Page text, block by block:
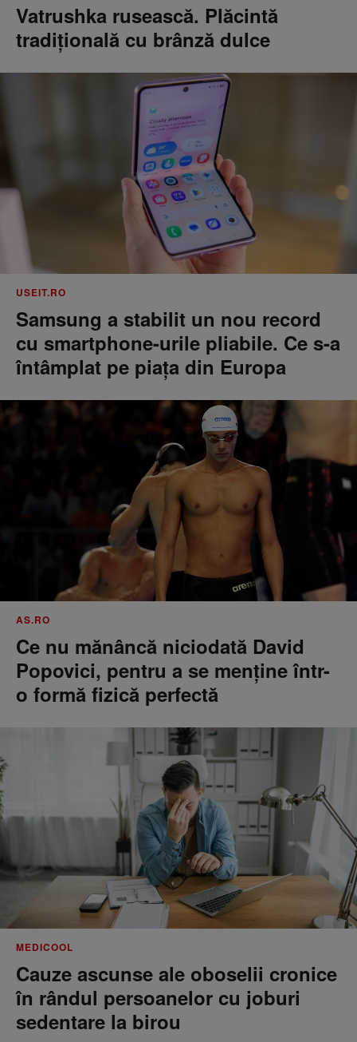
Vatrushka rusească. Plăcintă
tradițională cu brânză dulce
USEIT.RO
Samsung a stabilit un nou record
cu smartphone-urile pliabile. Ce s-a
întâmplat pe piața din Europa
AS.RO
Ce nu mănâncă niciodată David
Popovici, pentru a se menţine într-
o formă fizică perfectă
MEDICOOL
Cauze ascunse ale oboselii cronice
în rândul persoanelor cu joburi
sedentare la birou